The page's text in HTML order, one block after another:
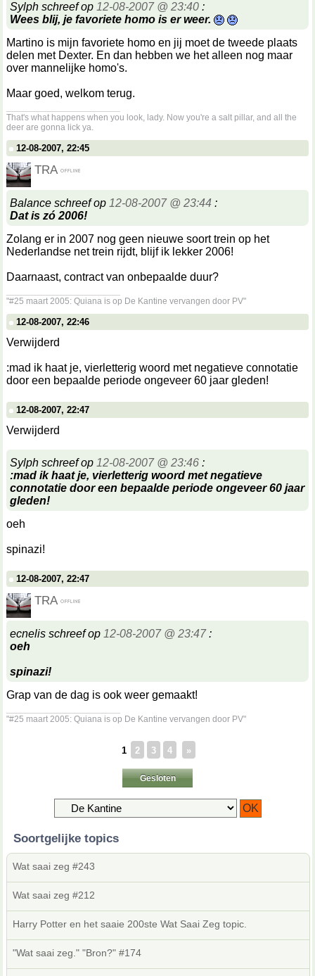
Sylph schreef op 12-08-2007 @ 23:40 :
Wees blij, je favoriete homo is er weer.
Martino is mijn favoriete homo en jij moet de tweede plaats
delen met Dexter. En dan hebben we het alleen nog maar
over mannelijke homo's.
Maar goed, welkom terug.
That's what happens when you look, lady. Now you're a salt pillar, and all the
deer are gonna lick ya.
12-08-2007, 22:45
TRA
Balance schreef op 12-08-2007 @ 23:44 :
Dat is zó 2006!
Zolang er in 2007 nog geen nieuwe soort trein op het
Nederlandse net trein rijdt, blijf ik lekker 2006!
Daarnaast, contract van onbepaalde duur?
"#25 maart 2005: Quiana is op De Kantine vervangen door PV"
12-08-2007, 22:46
Verwijderd
:mad ik haat je, vierletterig woord met negatieve connotatie
door een bepaalde periode ongeveer 60 jaar gleden!
12-08-2007, 22:47
Verwijderd
Sylph schreef op 12-08-2007 @ 23:46 :
:mad ik haat je, vierletterig woord met negatieve
connotatie door een bepaalde periode ongeveer 60 jaar
gleden!
oeh
spinazi!
12-08-2007, 22:47
TRA
ecnelis schreef op 12-08-2007 @ 23:47:
oeh
spinazi!
Grap van de dag is ook weer gemaakt!
"#25 maart 2005: Quiana is op De Kantine vervangen door PV"
1 2 3 4 »
Gesloten
Soortgelijke topics
Wat saai zeg #243
Wat saai zeg #212
Harry Potter en het saaie 200ste Wat Saai Zeg topic.
"Wat saai zeg." "Bron?" #174